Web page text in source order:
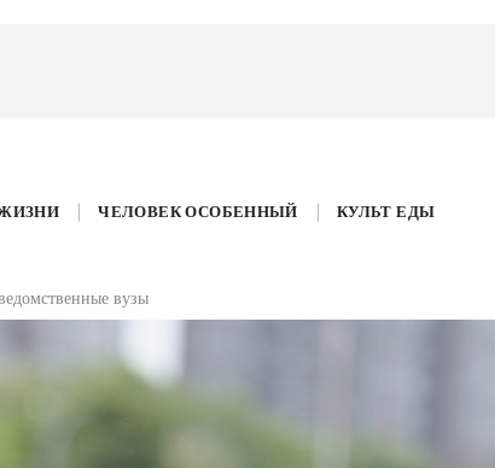
ЧЕЛОВЕК ОСОБЕННЫЙ КУЛЬТ ЕДЫ
вузы